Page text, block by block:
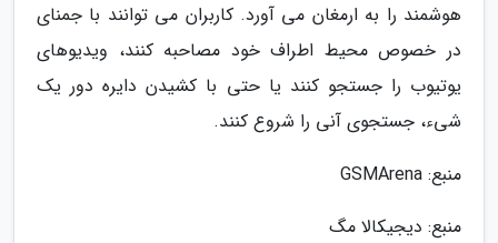
هوشمند را به ارمغان می آورد. کاربران می توانند با جمنای
در خصوص محیط اطراف خود مصاحبه کنند، ویدیوهای
یوتیوب را جستجو کنند یا حتی با کشیدن دایره دور یک
شیء، جستجوی آنی را شروع کنند.
منبع: GSMArena
منبع: دیجیکالا مگ